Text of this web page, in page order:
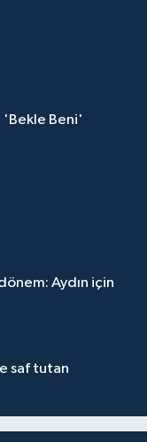
'Bekle Beni'
Aydın için
saf tutan